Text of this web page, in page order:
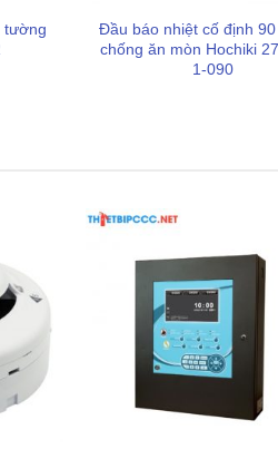
báo khói hay báo nhiệt thông
tường
Đầu báo nhiệt cố định
chống ăn mòn Hochiki
1-090